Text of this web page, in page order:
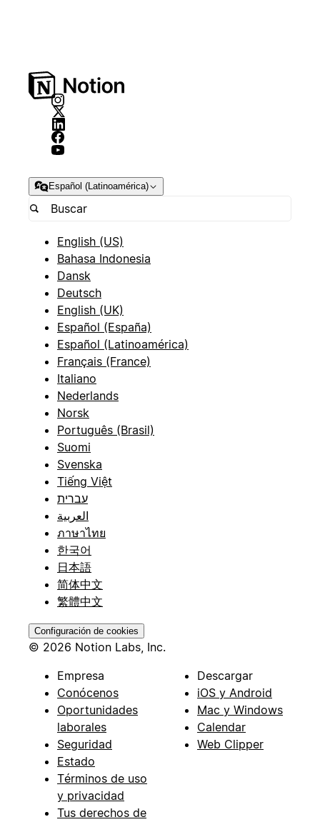
Español (Latinoamérica)
English (US)
Bahasa Indonesia
Dansk
Deutsch
English (UK)
Español (España)
Español (Latinoamérica)
Français (France)
Italiano
Nederlands
Norsk
Português (Brasil)
Suomi
Svenska
Tiếng Việt
עברית
العربية
ภาษาไทย
한국어
日本語
简体中文
繁體中文
Configuración de cookies
© 2026 Notion Labs, Inc.
Empresa
Conócenos
Oportunidades
laborales
Seguridad
Estado
Términos de uso
y privacidad
Tus derechos de
Descargar
iOS y Android
Mac y Windows
Calendar
Web Clipper